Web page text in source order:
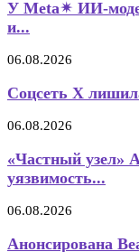
У Meta✴ ИИ-
и...
06.08.2026
Соцсеть X
06.08.2026
«Частный узел»
уязвимость...
06.08.2026
Анонсирована